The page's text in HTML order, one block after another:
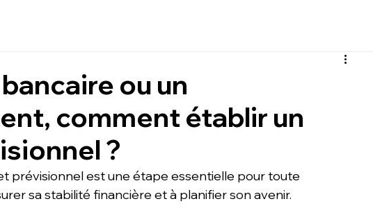
ou un
comment établir un
?
prévisionnel est une étape essentielle pour toute
sa stabilité financière et à planifier son avenir.